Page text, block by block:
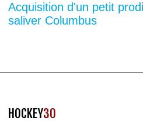
Acquisition d'un petit
saliver Columbus
HOCKEY30